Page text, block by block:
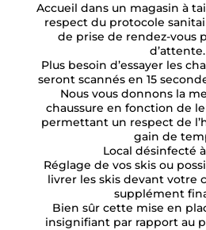
Accueil dans un magasin à
respect du protocole
de prise de rendez-vous
d’attente.
Plus besoin d’essayer les
seront scannés en 15
Nous vous donnons la
chaussure en fonction de
permettant un respect de
gain de
Local désinfecté à
Réglage de vos skis ou
livrer les skis devant votre
supplément
Bien sûr cette mise en
insignifiant par rapport au